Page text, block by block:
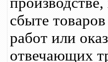
сбыте
работ или
отвечающих